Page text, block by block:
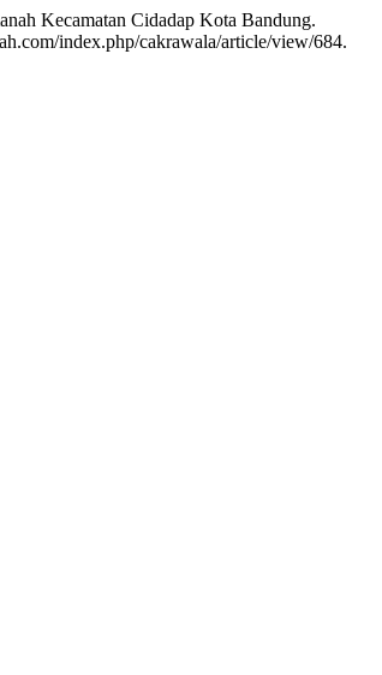
Kecamatan Cidadap Kota Bandung.
index.php/cakrawala/article/view/684.